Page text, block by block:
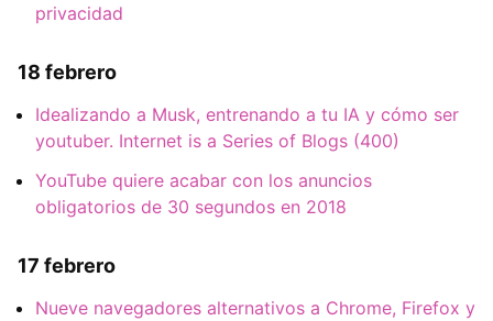
privacidad
18 febrero
Idealizando a Musk, entrenando a tu IA y cómo ser
youtuber. Internet is a Series of Blogs (400)
YouTube quiere acabar con los anuncios
obligatorios de 30 segundos en 2018
17 febrero
Nueve navegadores alternativos a Chrome, Firefox y